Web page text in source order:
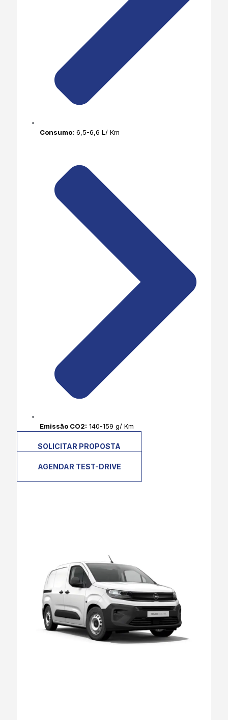
Consumo: 6,5-6,6 L/ Km
Emissão CO2: 140-159 g/ Km
SOLICITAR PROPOSTA
AGENDAR TEST-DRIVE